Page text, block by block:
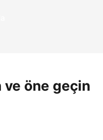
ve öne geçin